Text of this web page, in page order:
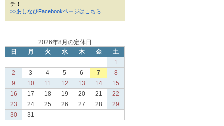
チ！
>>あしなびFacebookページはこちら
2026年8月の定休日
日
月 火 水 木 金
土
1
2
3 4 5 6 7
8
9
10 11 12 13 14
15
16
17 18 19 20 21
22
23
24 25 26 27 28
29
30
31